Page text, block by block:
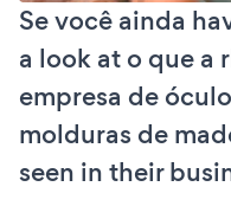
Se você ainda
a look at o que a
empresa de
molduras de
seen in their